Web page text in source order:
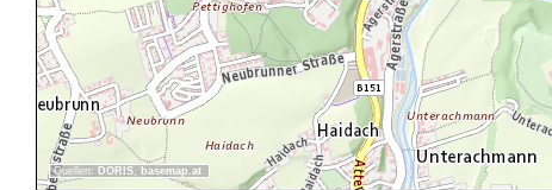
Quellen: DORIS, basemap.at